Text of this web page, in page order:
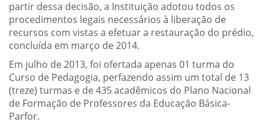
partir dessa decisão, a Instituição adotou todos os
procedimentos legais necessários à liberação de
recursos com vistas a efetuar a restauração do prédio,
concluída em março de 2014.
Em julho de 2013, foi ofertada apenas 01 turma do
Curso de Pedagogia, perfazendo assim um total de 13
(treze) turmas e de 435 acadêmicos do Plano Nacional
de Formação de Professores da Educação Básica-
Parfor.